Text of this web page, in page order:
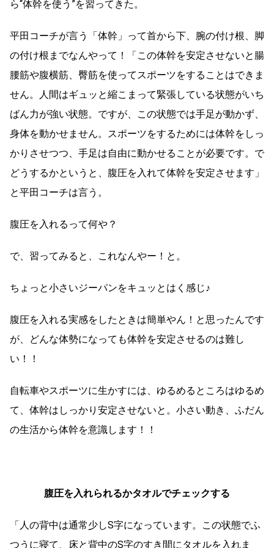
ら“体幹を使う”を習ってきた。
平田コーチが言う「体幹」って首から下、腕の付け根、脚
の付け根までなんやって！「この体幹を安定させないと腸
腰筋や腹横筋、臀筋を使ってスポーツをすることはできま
せん。人間はギュッと縮こまって緊張している状態がいち
ばん力が強い状態。ですが、この状態では手足が動かず、
身体を動かせません。スポーツをするためには体幹をしっ
かりさせつつ、手足は自由に動かせることが必要です。で
どうするかというと、腹圧を入れて体幹を安定させます」
と平田コーチは言う。
腹圧を入れるって何や？
で、習ってみると、これなんやー！と。
ちょっと小さいジーパンをキュッとはく感じ♪
腹圧を入れる実感をしたときは簡単やん！と思ったんです
が、どんな体勢になっても体幹を安定させるのは難し
い！！
自転車やスポーツに生かすには、ゆるめるところはゆるめ
て、体幹はしっかり安定させないと。小さい動き、ふだん
の生活から体幹を意識します！！
腹圧を入れられるかタオルでチェックする
「人の背中は通常少しS字になっています。この状態でふ
つうに寝て、床と背中のS字のすき間にタオルを入れま